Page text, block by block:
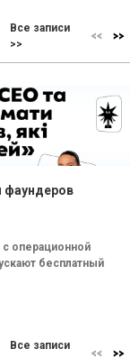
Все записи
>>
фаундеров
с операционной
бесплатный
Все записи